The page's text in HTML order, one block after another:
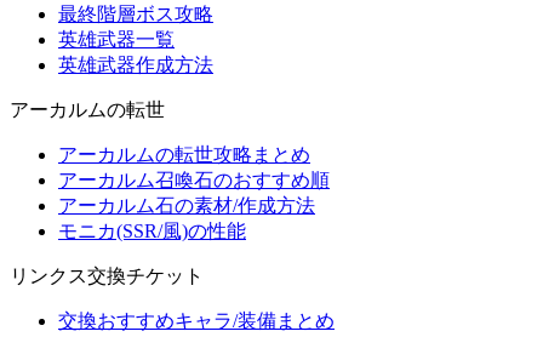
最終階層ボス攻略
英雄武器一覧
英雄武器作成方法
アーカルムの転世
アーカルムの転世攻略まとめ
アーカルム召喚石のおすすめ順
アーカルム石の素材/作成方法
モニカ(SSR/風)の性能
リンクス交換チケット
交換おすすめキャラ/装備まとめ